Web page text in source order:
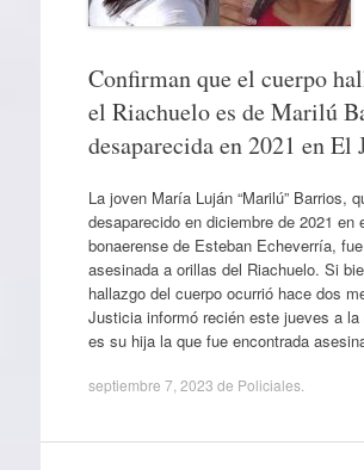
Confirman que el cuerpo
el Riachuelo es de Marilú
desaparecida en 2021 en El
La joven María Luján “Marilú” Barrios,
desaparecido en diciembre de 2021 en
bonaerense de Esteban Echeverría,
asesinada a orillas del Riachuelo. Si
hallazgo del cuerpo ocurrió hace dos
Justicia informó recién este jueves a la
es su hija la que fue encontrada
septiembre 7, 2023 de Policiales.